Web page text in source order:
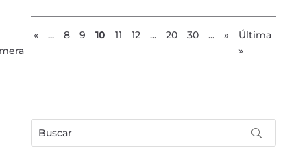
« ... 8 9 10 11 12 ... 20 30 ... »
Última
»